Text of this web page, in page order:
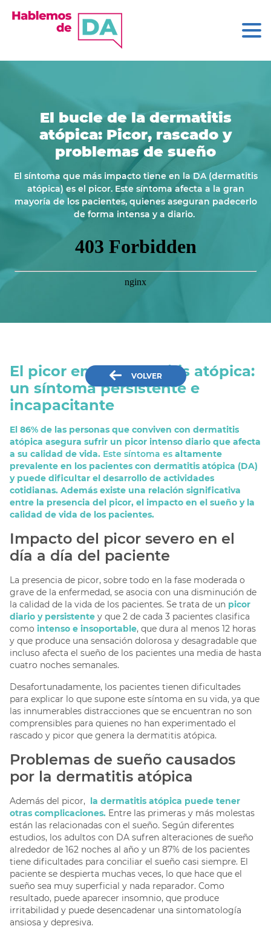
El bucle de la dermatitis
atópica: Picor, rascado y
problemas de sueño
El síntoma que más impacto tiene en la DA (dermatitis
atópica) es el picor. Este síntoma afecta a la gran
mayoría de los pacientes, quienes aseguran padecerlo
de forma intensa y a diario.
VOLVER
El picor en la dermatitis atópica:
un síntoma persistente e
incapacitante
El 86% de las personas que conviven con dermatitis
atópica asegura sufrir un picor intenso diario que afecta
a su calidad de vida. Este síntoma es altamente
prevalente en los pacientes con dermatitis atópica (DA)
y puede dificultar el desarrollo de actividades
cotidianas. Además existe una relación significativa
entre la presencia del picor, el impacto en el sueño y la
calidad de vida de los pacientes.
Impacto del picor severo en el
día a día del paciente
La presencia de picor, sobre todo en la fase moderada o
grave de la enfermedad, se asocia con una disminución de
la calidad de la vida de los pacientes. Se trata de un picor
diario y persistente y que 2 de cada 3 pacientes clasifica
como intenso e insoportable, que dura al menos 12 horas
y que produce una sensación dolorosa y desagradable que
incluso afecta el sueño de los pacientes una media de hasta
cuatro noches semanales.
Desafortunadamente, los pacientes tienen dificultades
para explicar lo que supone este síntoma en su vida, ya que
las innumerables distracciones que se encuentran no son
comprensibles para quienes no han experimentado el
rascado y picor que genera la dermatitis atópica.
Problemas de sueño causados
por la dermatitis atópica
Además del picor,
la dermatitis atópica puede tener
otras complicaciones. Entre las primeras y más molestas
están las relacionadas con el sueño. Según diferentes
estudios, los adultos con DA sufren alteraciones de sueño
alrededor de 162 noches al año y un 87% de los pacientes
tiene dificultades para conciliar el sueño casi siempre. El
paciente se despierta muchas veces, lo que hace que el
sueño sea muy superficial y nada reparador. Como
resultado, puede aparecer insomnio, que produce
irritabilidad y puede desencadenar una sintomatología
ansiosa y depresiva.